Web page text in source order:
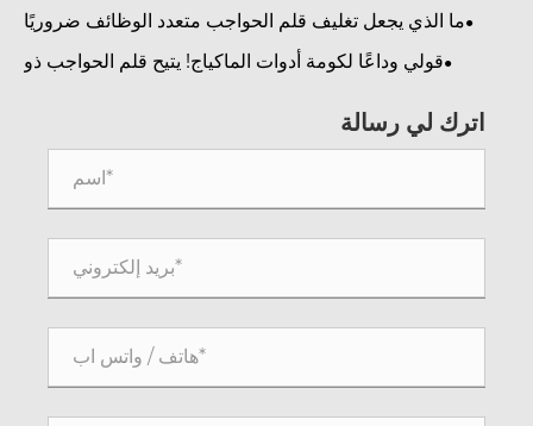
ما الذي يجعل تغليف قلم الحواجب متعدد الوظائف ضروريًا
لماركات التجميل؟
قولي وداعًا لكومة أدوات الماكياج! يتيح قلم الحواجب ذو
اترك لي رسالة